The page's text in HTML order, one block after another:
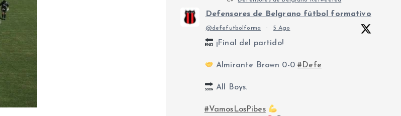
Defensores de Belgrano fútbol formativo
@defefutbolforma · 5 Ago
¡Final del partido!
Almirante Brown 0-0#Defe
All Boys.
#VamosLosPibes